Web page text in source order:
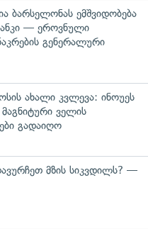
ბარსელონას ემშვიდობება
— ეროვნული
გენერალური
ახალი კვლევა: ინოუეს
ველის
გადაიღო
მზის სიკვდილს? —